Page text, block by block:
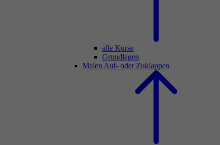
alle Kurse
Grundlagen
Malen Auf- oder Zuklappen